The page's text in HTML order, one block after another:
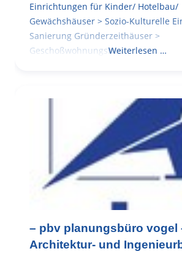
Einrichtungen für Kinder/ Hotelbau/
Gewächshäuser > Sozio-Kulturelle
Sanierung Gründerzeithäuser >
GeschoßwohnungsbauWeiterlesen …
– pbv planungsbüro vogel
Architektur- und